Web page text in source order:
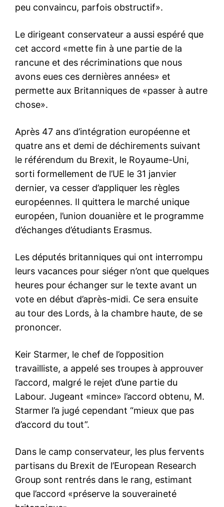
peu convaincu, parfois obstructif».
Le dirigeant conservateur a aussi espéré que
cet accord «mette fin à une partie de la
rancune et des récriminations que nous
avons eues ces dernières années» et
permette aux Britanniques de «passer à autre
chose».
Après 47 ans d’intégration européenne et
quatre ans et demi de déchirements suivant
le référendum du Brexit, le Royaume-Uni,
sorti formellement de l’UE le 31 janvier
dernier, va cesser d’appliquer les règles
européennes. Il quittera le marché unique
européen, l’union douanière et le programme
d’échanges d’étudiants Erasmus.
Les députés britanniques qui ont interrompu
leurs vacances pour siéger n’ont que quelques
heures pour échanger sur le texte avant un
vote en début d’après-midi. Ce sera ensuite
au tour des Lords, à la chambre haute, de se
prononcer.
Keir Starmer, le chef de l’opposition
travailliste, a appelé ses troupes à approuver
l’accord, malgré le rejet d’une partie du
Labour. Jugeant «mince» l’accord obtenu, M.
Starmer l’a jugé cependant “mieux que pas
d’accord du tout”.
Dans le camp conservateur, les plus fervents
partisans du Brexit de l’European Research
Group sont rentrés dans le rang, estimant
que l’accord «préserve la souveraineté